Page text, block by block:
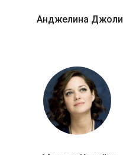
Анджелина Джоли